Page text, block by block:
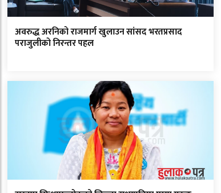
अवरुद्ध अरनिको राजमार्ग खुलाउन सांसद भरतप्रसाद
पराजुलीको निरन्तर पहल